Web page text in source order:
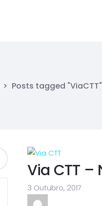
> Posts tagged "ViaCTT"
Via CTT –
3 Outubro, 2017